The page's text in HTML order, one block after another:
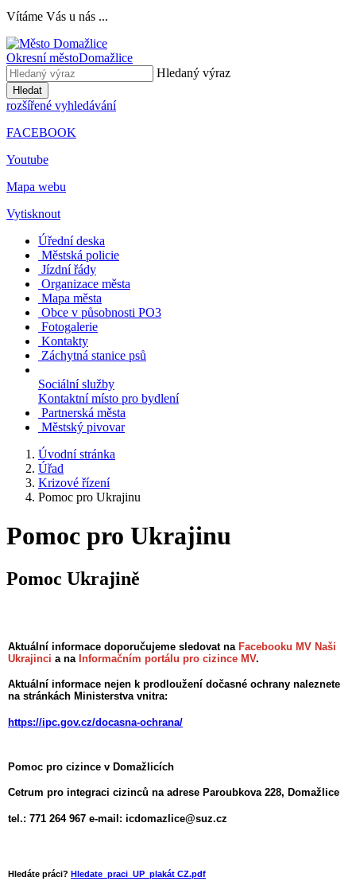
Vítáme Vás u nás ...
Okresní městoDomažlice
Hledaný výraz
Hledat
rozšířené vyhledávání
FACEBOOK
Youtube
Mapa webu
Vytisknout
Úřední deska
Městská policie
Jízdní řády
Organizace města
Mapa města
Obce v působnosti PO3
Fotogalerie
Kontakty
Záchytná stanice psů
Sociální služby
Kontaktní místo pro bydlení
Partnerská města
Městský pivovar
Úvodní stránka
Úřad
Krizové řízení
Pomoc pro Ukrajinu
Pomoc pro Ukrajinu
Pomoc Ukrajině
Aktuální informace doporučujeme sledovat na Facebooku MV Naši
Ukrajinci a na Informačním portálu pro cizince MV.
Aktuální informace nejen k prodloužení dočasné ochrany naleznete
na stránkách Ministerstva vnitra:
https://ipc.gov.cz/docasna-ochrana/
Pomoc pro cizince v Domažlicích
Cetrum pro integraci cizinců na adrese Paroubkova 228, Domažlice
tel.: 771 264 967 e-mail: icdomazlice@suz.cz
Hledáte práci? Hledate_praci_UP_plakát CZ.pdf